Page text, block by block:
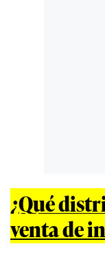
¿Qué
venta de